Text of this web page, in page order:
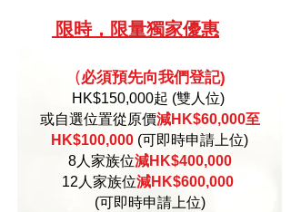
限時，限量獨家優惠
(必須預先向我們登記)
HK$150,000起 (雙人位)
或自選位置從原價減HK$60,000至
HK$100,000 (可即時申請上位)
8人家族位減HK$400,000
12人家族位減HK$600,000
(可即時申請上位)